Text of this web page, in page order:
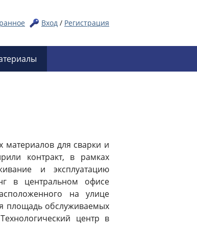
Вход / Регистрация
материалов для сварки и
контракт, в рамках
и эксплуатацию
в центральном офисе
на улице
площадь обслуживаемых
центр в